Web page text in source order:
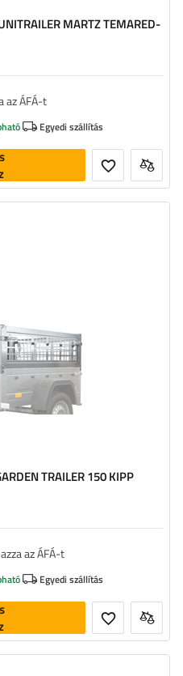
MARTZ TEMARED-
az ÁFÁ-t
Egyedi szállítás
TRAILER 150 KIPP
az ÁFÁ-t
Egyedi szállítás